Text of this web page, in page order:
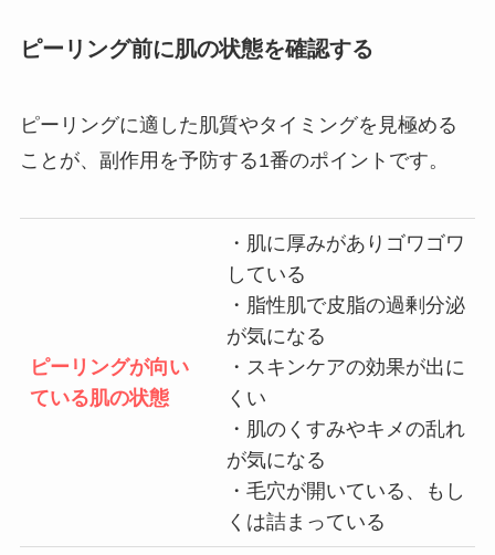
ピーリング前に肌の状態を確認する
ピーリングに適した肌質やタイミングを見極める
ことが、副作用を予防する1番のポイントです。
ピーリングが向い
ている肌の状態
・肌に厚みがありゴワゴワ
している
・脂性肌で皮脂の過剰分泌
が気になる
・スキンケアの効果が出に
くい
・肌のくすみやキメの乱れ
が気になる
・毛穴が開いている、もし
くは詰まっている